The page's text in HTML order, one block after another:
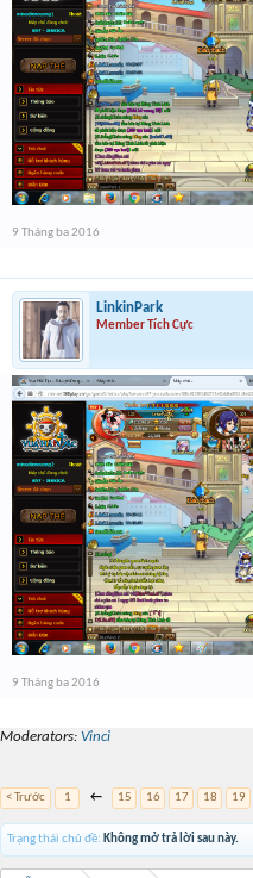
9 Tháng ba 2016
LinkinPark
Member Tích Cực
9 Tháng ba 2016
Moderators: Vinci
< Trước
1 ← 15 16 17 18 19
Trạng thái chủ đề: Không mở trả lời sau này.